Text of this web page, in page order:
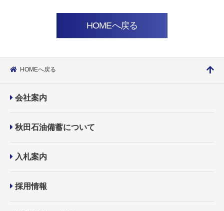
HOMEへ戻る
HOMEへ戻る
会社案内
秋田石油備蓄について
入札案内
採用情報